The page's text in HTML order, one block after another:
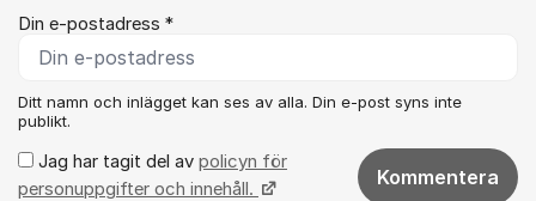
Din e-postadress *
Ditt namn och inlägget kan ses av alla. Din e-post syns inte
publikt.
Jag har tagit del av policyn för
personuppgifter och innehåll.
Kommentera